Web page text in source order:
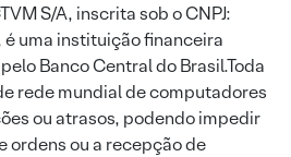
S/A, inscrita sob o CNPJ:
uma instituição financeira
Banco Central do Brasil.Toda
rede mundial de computadores
ou atrasos, podendo impedir
ordens ou a recepção de